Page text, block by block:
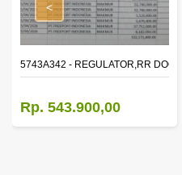
WINDOW,LH
5743A342 - REGULATOR,RR
Rp. 543.900,00
<